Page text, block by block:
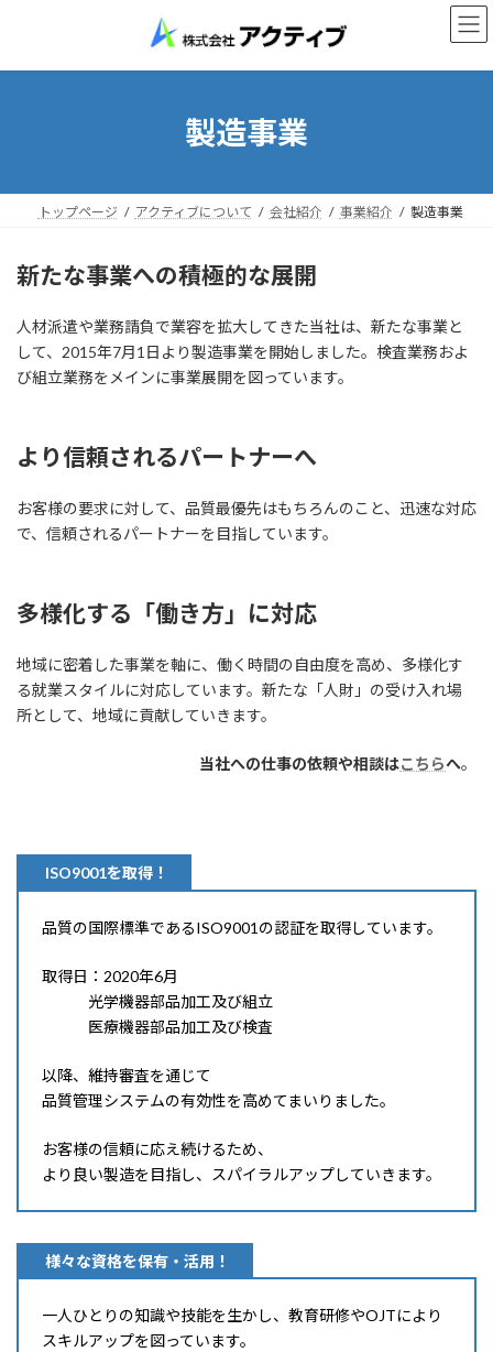
ン
ー
製造事業
トップページ アクティブについて 会社紹介 事業紹介 製造事業
新たな事業への積極的な展開
人材派遣や業務請負で業容を拡大してきた当社は、新たな事業と
して、2015年7月1日より製造事業を開始しました。検査業務およ
び組立業務をメインに事業展開を図っています。
より信頼されるパートナーへ
お客様の要求に対して、品質最優先はもちろんのこと、迅速な対応
で、信頼されるパートナーを目指しています。
多様化する「働き方」に対応
地域に密着した事業を軸に、働く時間の自由度を高め、多様化す
る就業スタイルに対応しています。新たな「人財」の受け入れ場
所として、地域に貢献していきます。
当社への仕事の依頼や相談はこちらへ。
ISO9001を取得！
品質の国際標準であるISO9001の認証を取得しています。
取得日：2020年6月
光学機器部品加工及び組立
医療機器部品加工及び検査
以降、維持審査を通じて
品質管理システムの有効性を高めてまいりました。
お客様の信頼に応え続けるため、
より良い製造を目指し、スパイラルアップしていきます。
様々な資格を保有・活用！
一人ひとりの知識や技能を生かし、教育研修やOJTにより
スキルアップを図っています。